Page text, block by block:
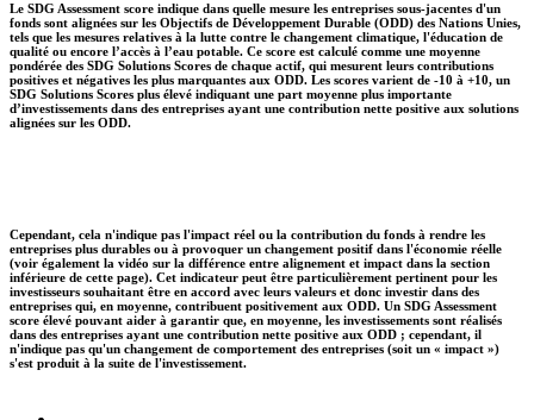
Le SDG Assessment score indique dans quelle mesure les entreprises sous-jacentes d'un
fonds sont alignées sur les Objectifs de Développement Durable (ODD) des Nations Unies,
tels que les mesures relatives à la lutte contre le changement climatique, l'éducation de
qualité ou encore l’accès à l’eau potable. Ce score est calculé comme une moyenne
pondérée des SDG Solutions Scores de chaque actif, qui mesurent leurs contributions
positives et négatives les plus marquantes aux ODD. Les scores varient de -10 à +10, un
SDG Solutions Scores plus élevé indiquant une part moyenne plus importante
d’investissements dans des entreprises ayant une contribution nette positive aux solutions
alignées sur les ODD.
Cependant, cela n'indique pas l'impact réel ou la contribution du fonds à rendre les
entreprises plus durables ou à provoquer un changement positif dans l'économie réelle
(voir également la vidéo sur la différence entre alignement et impact dans la section
inférieure de cette page). Cet indicateur peut être particulièrement pertinent pour les
investisseurs souhaitant être en accord avec leurs valeurs et donc investir dans des
entreprises qui, en moyenne, contribuent positivement aux ODD. Un SDG Assessment
score élevé pouvant aider à garantir que, en moyenne, les investissements sont réalisés
dans des entreprises ayant une contribution nette positive aux ODD ; cependant, il
n'indique pas qu'un changement de comportement des entreprises (soit un « impact »)
s'est produit à la suite de l'investissement.